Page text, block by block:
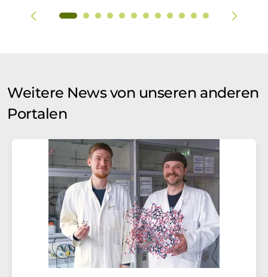
Weitere News von unseren anderen
Portalen